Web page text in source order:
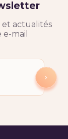
et actualités
mail